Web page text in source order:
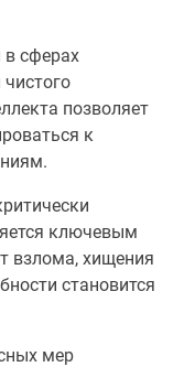
в сферах
позволяет
к
ключевым
взлома, хищения
становится
мер